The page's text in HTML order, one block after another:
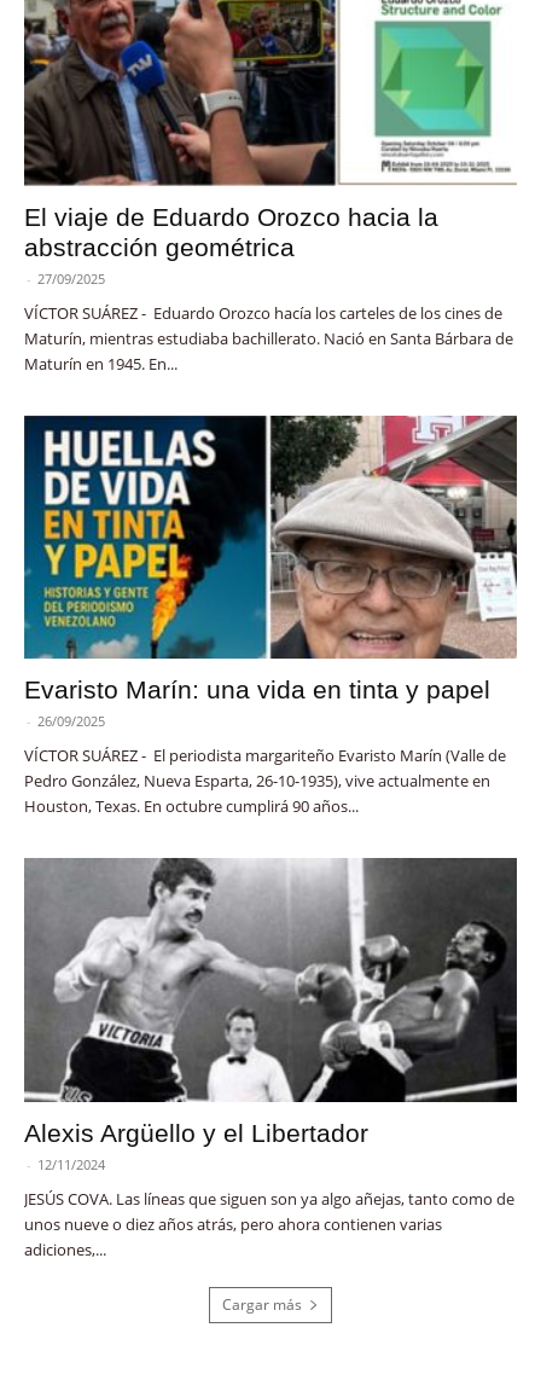
El viaje de Eduardo Orozco hacia la
abstracción geométrica
- 27/09/2025
VÍCTOR SUÁREZ - Eduardo Orozco hacía los carteles de los cines de
Maturín, mientras estudiaba bachillerato. Nació en Santa Bárbara de
Maturín en 1945. En...
Evaristo Marín: una vida en tinta y papel
- 26/09/2025
VÍCTOR SUÁREZ - El periodista margariteño Evaristo Marín (Valle de
Pedro González, Nueva Esparta, 26-10-1935), vive actualmente en
Houston, Texas. En octubre cumplirá 90 años...
Alexis Argüello y el Libertador
- 12/11/2024
JESÚS COVA. Las líneas que siguen son ya algo añejas, tanto como de
unos nueve o diez años atrás, pero ahora contienen varias
adiciones,...
Cargar más